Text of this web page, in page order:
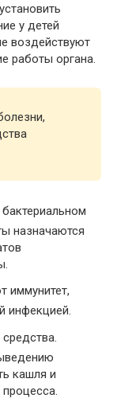
у детей
воздействуют
работы органа.
назначаются
иммунитет,
инфекцией.
кашля и